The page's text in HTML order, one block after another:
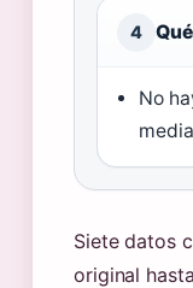
4
No
Siete datos
original